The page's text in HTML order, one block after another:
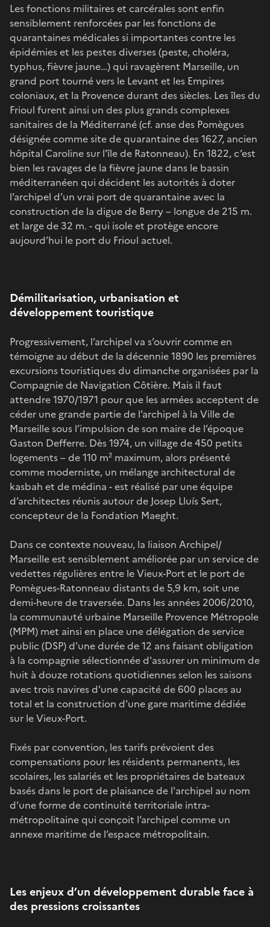
Les fonctions militaires et carcérales sont enfin
sensiblement renforcées par les fonctions de
quarantaines médicales si importantes contre les
épidémies et les pestes diverses (peste, choléra,
typhus, fièvre jaune…) qui ravagèrent Marseille, un
grand port tourné vers le Levant et les Empires
coloniaux, et la Provence durant des siècles. Les îles du
Frioul furent ainsi un des plus grands complexes
sanitaires de la Méditerrané (cf. anse des Pomègues
désignée comme site de quarantaine des 1627, ancien
hôpital Caroline sur l'île de Ratonneau). En 1822, c’est
bien les ravages de la fièvre jaune dans le bassin
méditerranéen qui décident les autorités à doter
l’archipel d’un vrai port de quarantaine avec la
construction de la digue de Berry – longue de 215 m.
et large de 32 m. - qui isole et protège encore
aujourd’hui le port du Frioul actuel.
Démilitarisation, urbanisation et
développement touristique
Progressivement, l’archipel va s’ouvrir comme en
témoigne au début de la décennie 1890 les premières
excursions touristiques du dimanche organisées par la
Compagnie de Navigation Côtière. Mais il faut
attendre 1970/1971 pour que les armées acceptent de
céder une grande partie de l’archipel à la Ville de
Marseille sous l’impulsion de son maire de l’époque
Gaston Defferre. Dès 1974, un village de 450 petits
logements – de 110 m² maximum, alors présenté
comme moderniste, un mélange architectural de
kasbah et de médina - est réalisé par une équipe
d’architectes réunis autour de Josep Lluís Sert,
concepteur de la Fondation Maeght.
Dans ce contexte nouveau, la liaison Archipel/
Marseille est sensiblement améliorée par un service de
vedettes régulières entre le Vieux-Port et le port de
Pomègues-Ratonneau distants de 5,9 km, soit une
demi-heure de traversée. Dans les années 2006/2010,
la communauté urbaine Marseille Provence Métropole
(MPM) met ainsi en place une délégation de service
public (DSP) d’une durée de 12 ans faisant obligation
à la compagnie sélectionnée d'assurer un minimum de
huit à douze rotations quotidiennes selon les saisons
avec trois navires d'une capacité de 600 places au
total et la construction d'une gare maritime dédiée
sur le Vieux-Port.
Fixés par convention, les tarifs prévoient des
compensations pour les résidents permanents, les
scolaires, les salariés et les propriétaires de bateaux
basés dans le port de plaisance de l'archipel au nom
d’une forme de continuité territoriale intra-
métropolitaine qui conçoit l’archipel comme un
annexe maritime de l’espace métropolitain.
Les enjeux d’un développement durable face à
des pressions croissantes